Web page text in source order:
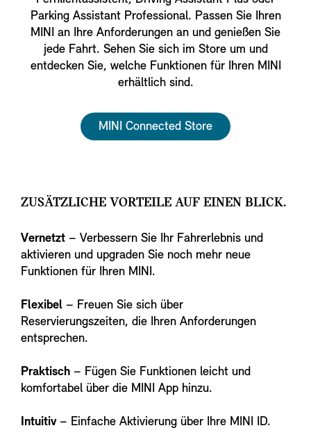
Parking Assistant Professional. Passen Sie Ihren
MINI an Ihre Anforderungen an und genießen Sie
jede Fahrt. Sehen Sie sich im Store um und
entdecken Sie, welche Funktionen für Ihren MINI
erhältlich sind.
MINI Connected Store
ZUSÄTZLICHE VORTEILE AUF EINEN BLICK.
Vernetzt – Verbessern Sie Ihr Fahrerlebnis und
aktivieren und upgraden Sie noch mehr neue
Funktionen für Ihren MINI.
Flexibel – Freuen Sie sich über
Reservierungszeiten, die Ihren Anforderungen
entsprechen.
Praktisch – Fügen Sie Funktionen leicht und
komfortabel über die MINI App hinzu.
Intuitiv– Einfache Aktivierung über Ihre MINI ID.